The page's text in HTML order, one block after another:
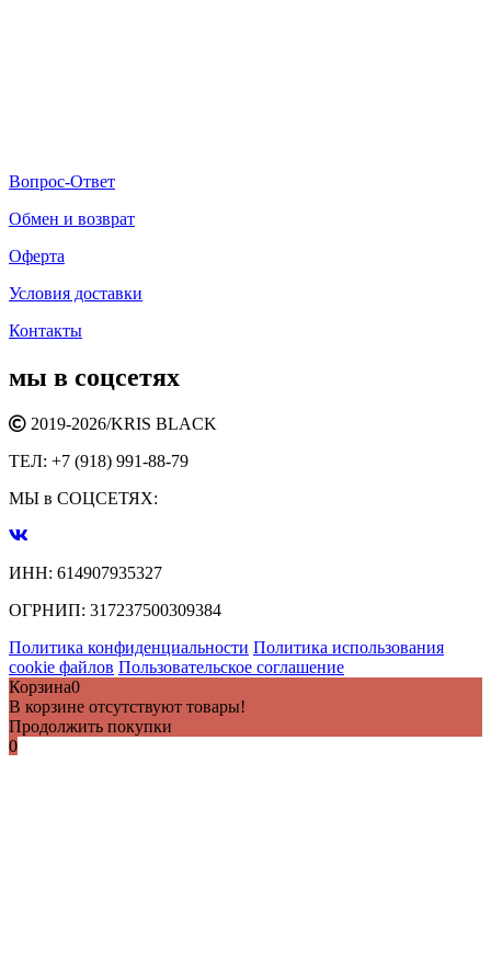
Вопрос-Ответ
Обмен и возврат
Оферта
Условия доставки
Контакты
мы в соцсетях
2019-2026/KRIS BLACK
ТЕЛ: +7 (918) 991-88-79
МЫ в СОЦСЕТЯХ:
ИНН: 614907935327
ОГРНИП: 317237500309384
Политика конфиденциальности Политика использования
cookie файлов Пользовательское соглашение
Корзина0
В корзине отсутствуют товары!
Продолжить покупки
0